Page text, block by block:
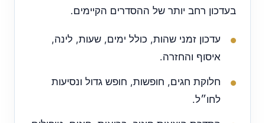
בעדכון רחב יותר של ההסדרים הקיימים.
עדכון זמני שהות, כולל ימים, שעות, לינה,
איסוף והחזרה.
חלוקת חגים, חופשות, חופש גדול ונסיעות
לחו״ל.